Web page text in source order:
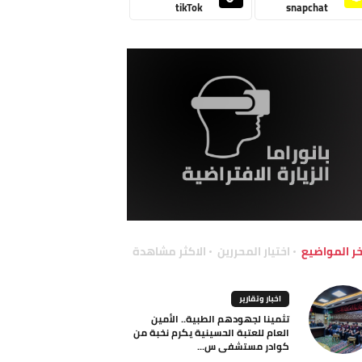
snapchat
tikTok
المواضيع اختيار المحررين الاكثر مشاهدة
اخبار وتقارير
تثمينا لجهودهم الطبية.. الأمين
العام للعتبة الحسينية يكرم نخبة من
كوادر مستشفى س...